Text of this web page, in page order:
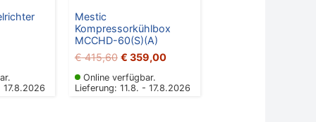
17.8.2026
Mestic
Kompressorkühlbox
MCCHD-60(S)(A)
€415,60 € 359,00
Online verfügbar.
Lieferung: 11.8. - 17.8.2026